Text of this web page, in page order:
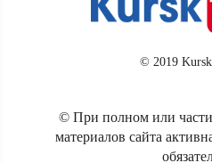
© 2019
© При полном или
материалов сайта